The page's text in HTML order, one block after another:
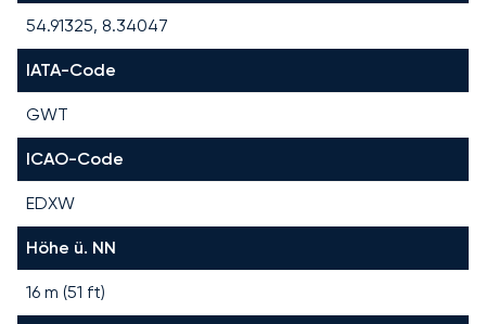
54.91325, 8.34047
IATA-Code
GWT
ICAO-Code
EDXW
Höhe ü. NN
16 m (51 ft)